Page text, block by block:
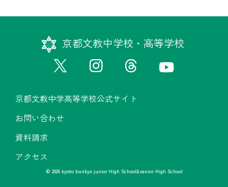
ビ
京都文教中学校・高等学校
京都文教中学高等学校公式サイト
お問い合わせ
資料請求
アクセス
© 2026 kyoto bunkyo junior High School&senior High School